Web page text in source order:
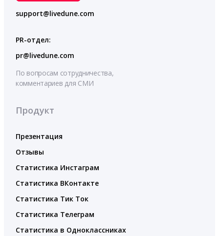
support@livedune.com
PR-отдел:
pr@livedune.com
По вопросам сотрудничества,
комментариев для СМИ
Продукт
Презентация
Отзывы
Статистика Инстаграм
Статистика ВКонтакте
Статистика Тик Ток
Статистика Телеграм
Статистика в Одноклассниках